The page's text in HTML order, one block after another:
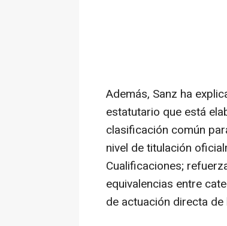
Además, Sanz ha
estatutario que está
clasificación común
nivel de titulación
Cualificaciones;
equivalencias entre
de actuación directa